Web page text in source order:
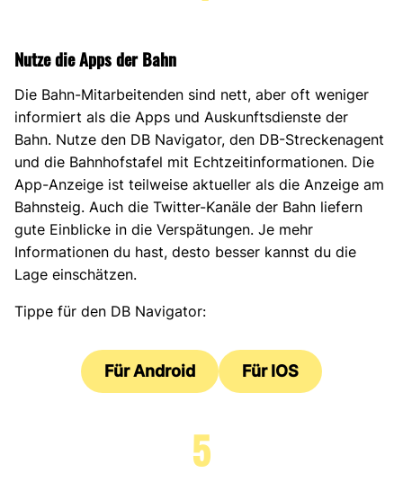
Nutze die Apps der Bahn
Die Bahn-Mitarbeitenden sind nett, aber oft weniger
informiert als die Apps und Auskunftsdienste der
Bahn. Nutze den DB Navigator, den DB-Streckenagent
und die Bahnhofstafel mit Echtzeitinformationen. Die
App-Anzeige ist teilweise aktueller als die Anzeige am
Bahnsteig. Auch die Twitter-Kanäle der Bahn liefern
gute Einblicke in die Verspätungen. Je mehr
Informationen du hast, desto besser kannst du die
Lage einschätzen.
Tippe für den DB Navigator:
Für Android Für IOS
5